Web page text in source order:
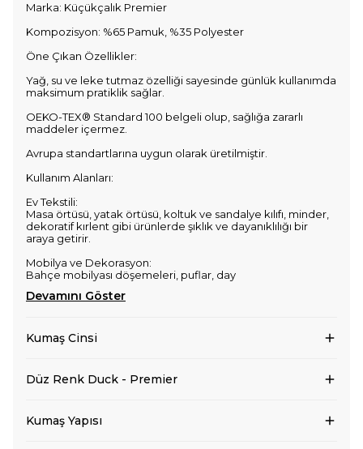
Marka: Küçükçalık Premier
Kompozisyon: %65 Pamuk, %35 Polyester
Öne Çıkan Özellikler:
Yağ, su ve leke tutmaz özelliği sayesinde günlük kullanımda
maksimum pratiklik sağlar.
OEKO-TEX® Standard 100 belgeli olup, sağlığa zararlı
maddeler içermez.
Avrupa standartlarına uygun olarak üretilmiştir.
Kullanım Alanları:
Ev Tekstili:
Masa örtüsü, yatak örtüsü, koltuk ve sandalye kılıfı, minder,
dekoratif kırlent gibi ürünlerde şıklık ve dayanıklılığı bir
araya getirir.
Mobilya ve Dekorasyon:
Bahçe mobilyası döşemeleri, puflar, day
Devamını Göster
Kumaş Cinsi
Düz Renk Duck - Premier
Kumaş Yapısı